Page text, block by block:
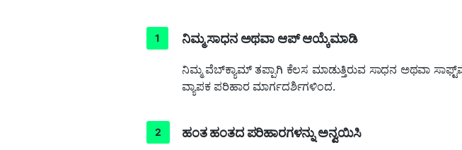
ನಿಮ್ಮ ಸಾಧನ ಅಥವಾ ಆಪ್ ಆಯ್ಕೆಮಾಡಿ
ನಿಮ್ಮ ವೆಬ್‌ಕ್ಯಾಮ್ ತಪ್ಪಾಗಿ ಕೆಲಸ ಮಾಡುತ್ತಿರುವ ಸಾಧನ ಅಥವಾ
ವ್ಯಾಪಕ ಪರಿಹಾರ ಮಾರ್ಗದರ್ಶಿಗಳಿಂದ.
ಹಂತ ಹಂತದ ಪರಿಹಾರಗಳನ್ನು ಅನ್ವಯಿಸಿ